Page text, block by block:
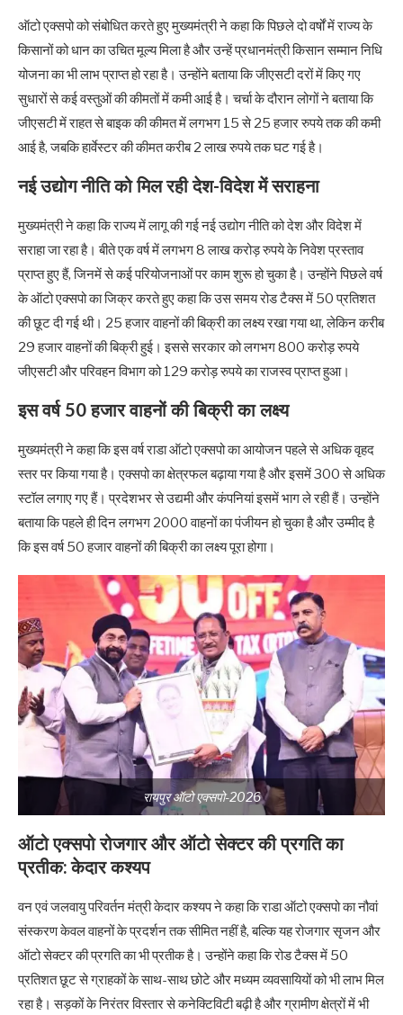
ऑटो एक्सपो को संबोधित करते हुए मुख्यमंत्री ने कहा कि पिछले दो वर्षों में राज्य के
किसानों को धान का उचित मूल्य मिला है और उन्हें प्रधानमंत्री किसान सम्मान निधि
योजना का भी लाभ प्राप्त हो रहा है। उन्होंने बताया कि जीएसटी दरों में किए गए
सुधारों से कई वस्तुओं की कीमतों में कमी आई है। चर्चा के दौरान लोगों ने बताया कि
जीएसटी में राहत से बाइक की कीमत में लगभग 15 से 25 हजार रुपये तक की कमी
आई है, जबकि हार्वेस्टर की कीमत करीब 2 लाख रुपये तक घट गई है।
नई उद्योग नीति को मिल रही देश-विदेश में सराहना
मुख्यमंत्री ने कहा कि राज्य में लागू की गई नई उद्योग नीति को देश और विदेश में
सराहा जा रहा है। बीते एक वर्ष में लगभग 8 लाख करोड़ रुपये के निवेश प्रस्ताव
प्राप्त हुए हैं, जिनमें से कई परियोजनाओं पर काम शुरू हो चुका है। उन्होंने पिछले वर्ष
के ऑटो एक्सपो का जिक्र करते हुए कहा कि उस समय रोड टैक्स में 50 प्रतिशत
की छूट दी गई थी। 25 हजार वाहनों की बिक्री का लक्ष्य रखा गया था, लेकिन करीब
29 हजार वाहनों की बिक्री हुई। इससे सरकार को लगभग 800 करोड़ रुपये
जीएसटी और परिवहन विभाग को 129 करोड़ रुपये का राजस्व प्राप्त हुआ।
इस वर्ष 50 हजार वाहनों की बिक्री का लक्ष्य
मुख्यमंत्री ने कहा कि इस वर्ष राडा ऑटो एक्सपो का आयोजन पहले से अधिक वृहद
स्तर पर किया गया है। एक्सपो का क्षेत्रफल बढ़ाया गया है और इसमें 300 से अधिक
स्टॉल लगाए गए हैं। प्रदेशभर से उद्यमी और कंपनियां इसमें भाग ले रही हैं। उन्होंने
बताया कि पहले ही दिन लगभग 2000 वाहनों का पंजीयन हो चुका है और उम्मीद है
कि इस वर्ष 50 हजार वाहनों की बिक्री का लक्ष्य पूरा होगा।
रायपुर ऑटो एक्सपो-2026
ऑटो एक्सपो रोजगार और ऑटो सेक्टर की प्रगति का
प्रतीक: केदार कश्यप
वन एवं जलवायु परिवर्तन मंत्री केदार कश्यप ने कहा कि राडा ऑटो एक्सपो का नौवां
संस्करण केवल वाहनों के प्रदर्शन तक सीमित नहीं है, बल्कि यह रोजगार सृजन और
ऑटो सेक्टर की प्रगति का भी प्रतीक है। उन्होंने कहा कि रोड टैक्स में 50
प्रतिशत छूट से ग्राहकों के साथ-साथ छोटे और मध्यम व्यवसायियों को भी लाभ मिल
रहा है। सड़कों के निरंतर विस्तार से कनेक्टिविटी बढ़ी है और ग्रामीण क्षेत्रों में भी